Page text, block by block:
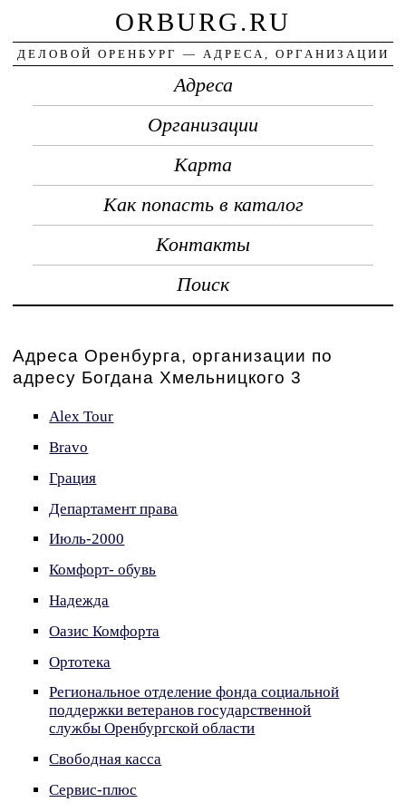
ORBURG.RU
ДЕЛОВОЙ ОРЕНБУРГ — АДРЕСА, ОРГАНИЗАЦИИ
Адреса
Организации
Карта
Как попасть в каталог
Контакты
Поиск
Адреса Оренбурга, организации по
адресу Богдана Хмельницкого 3
Alex Tour
Bravo
Грация
Департамент права
Июль-2000
Комфорт- обувь
Надежда
Оазис Комфорта
Ортотека
Региональное отделение фонда социальной
поддержки ветеранов государственной
службы Оренбургской области
Свободная касса
Сервис-плюс